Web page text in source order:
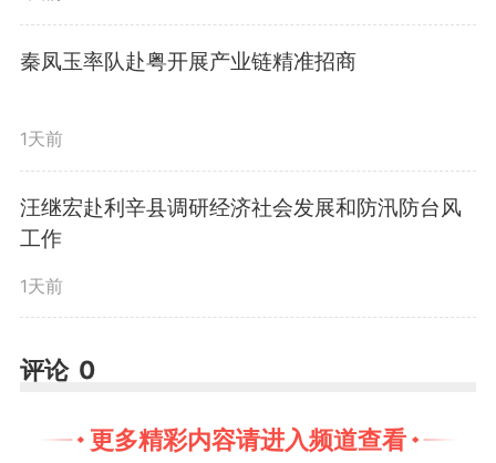
动员大会部署，全面展现皖北产业
发展新气象，聚焦园区改革、产业
升级、项目建设、营商环境等重点
领域，集中挖掘振兴成效和典型经
验，全面展现皖北产业高质量发展
的生动景象。
据了解，“十四五”期间，亳芜
秦凤玉率队赴粤开展产业链精准招商
1天前
汪继宏赴利辛县调研经济社会发展和防汛防台风
工作
1天前
评论 0
更多精彩内容请进入频道查看